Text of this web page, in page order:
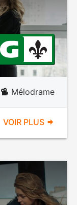
Mélodrame
VOIR PLUS